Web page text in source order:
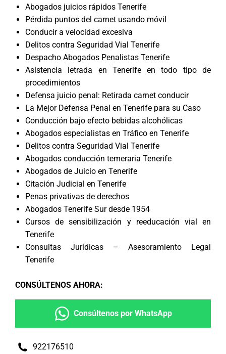
Abogados juicios rápidos Tenerife
Pérdida puntos del carnet usando móvil
Conducir a velocidad excesiva
Delitos contra Seguridad Vial Tenerife
Despacho Abogados Penalistas Tenerife
Asistencia letrada en Tenerife en todo tipo de
procedimientos
Defensa juicio penal: Retirada carnet conducir
La Mejor Defensa Penal en Tenerife para su Caso
Conducción bajo efecto bebidas alcohólicas
Abogados especialistas en Tráfico en Tenerife
Delitos contra Seguridad Vial Tenerife
Abogados conducción temeraria Tenerife
Abogados de Juicio en Tenerife
Citación Judicial en Tenerife
Penas privativas de derechos
Abogados Tenerife Sur desde 1954
Cursos de sensibilización y reeducación vial en
Tenerife
Consultas Jurídicas – Asesoramiento Legal
Tenerife
CONSÚLTENOS AHORA:
Consúltenos por WhatsApp
922176510